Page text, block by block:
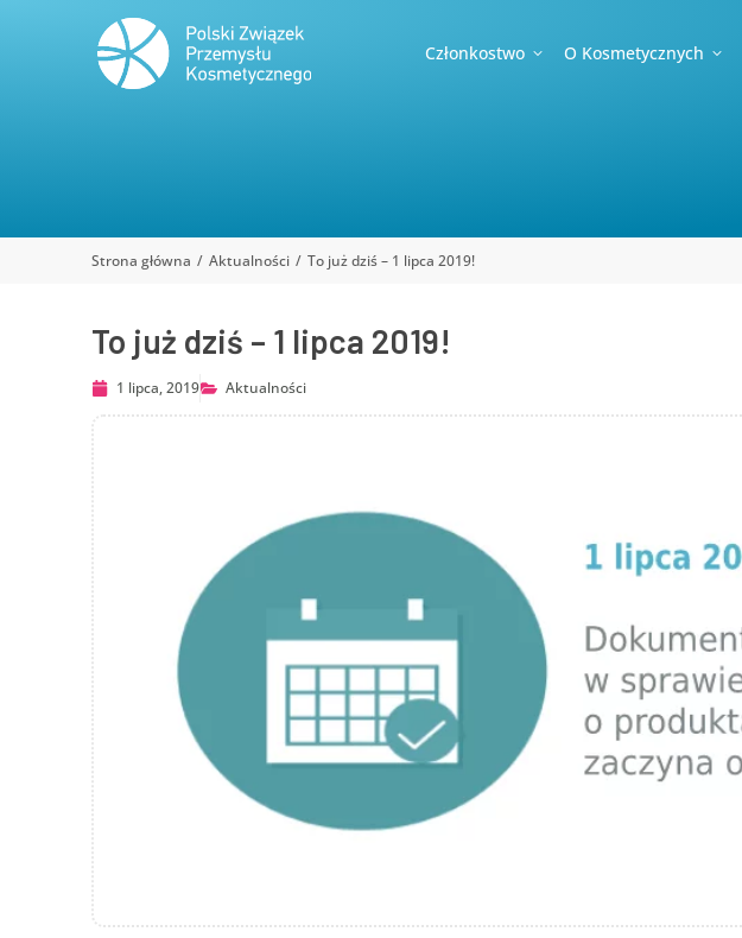
Członkostwo O Kosmetycznych
Jesteś tutaj:
Strona główna Aktualności To już dziś – 1 lipca 2019!
To już dziś – 1 lipca 2019!
1 lipca, 2019 Aktualności